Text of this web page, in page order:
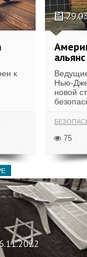
к
альянс
Нью-
новой
75